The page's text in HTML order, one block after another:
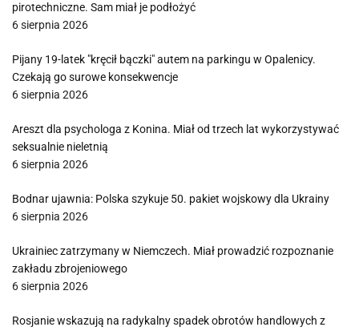
pirotechniczne. Sam miał je podłożyć
6 sierpnia 2026
Pijany 19-latek "kręcił bączki" autem na parkingu w Opalenicy.
Czekają go surowe konsekwencje
6 sierpnia 2026
Areszt dla psychologa z Konina. Miał od trzech lat wykorzystywać
seksualnie nieletnią
6 sierpnia 2026
Bodnar ujawnia: Polska szykuje 50. pakiet wojskowy dla Ukrainy
6 sierpnia 2026
Ukrainiec zatrzymany w Niemczech. Miał prowadzić rozpoznanie
zakładu zbrojeniowego
6 sierpnia 2026
Rosjanie wskazują na radykalny spadek obrotów handlowych z